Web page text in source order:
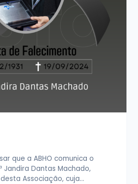
que a ABHO comunica o
Jandira Dantas Machado,
Associação, cuja…